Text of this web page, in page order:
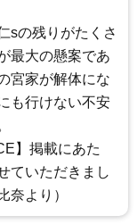
sの残りがたくさ
最大の懸案であ
宮家が解体にな
も行けない不安
】掲載にあた
ていただきまし
奈より）